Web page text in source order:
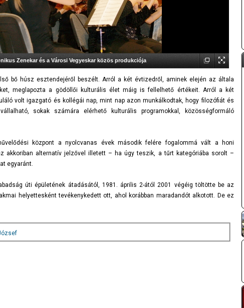
Zenekar és a Városi Vegyeskar közös produkciója
bő húsz esztendejéről beszélt. Arról a két évtizedről, aminek elején az általa
meglapozta a gödöllői kulturális élet máig is fellelhető értékeit. Arról a két
volt igazgató és kollégái nap, mint nap azon munkálkodtak, hogy filozófiát és
sokak számára elérhető kulturális programokkal, közösségformáló
központ a nyolcvanas évek második felére fogalommá vált a honi
akkoriban alternatív jelzővel illetett – ha úgy teszik, a tűrt kategóriába sorolt –
egyaránt.
úti épületének átadásától, 1981. április 2-ától 2001 végéig töltötte be az
helyettesként tevékenykedett ott, ahol korábban maradandót alkotott. De ez